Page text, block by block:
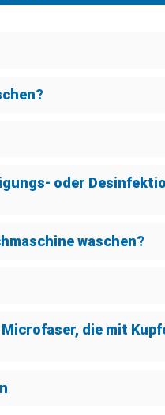
oder
waschen?
die mit